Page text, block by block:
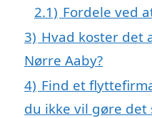
2.1) Fordele ved
3) Hvad koster det
Nørre Aaby?
4) Find et
du ikke vil gøre det